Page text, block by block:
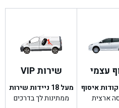
עצמי
איסוף
ארצית
שירות VIP
מעל 18 ניידות שירות
ממתינות לך בדרכים